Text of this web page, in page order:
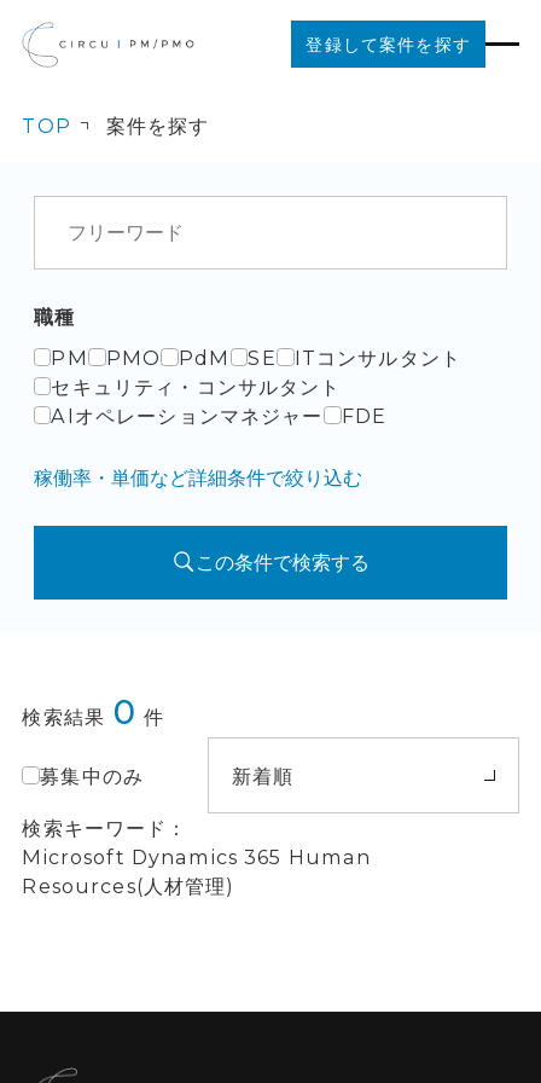
登録して案件を探す
ご利用の流れ
お役立ちコンテンツ
法人の方はこちら
TOP 案件を探す
職種
PM
PMO PdM SE
ITコンサルタント
セキュリティ・コンサルタント
AIオペレーションマネジャー
FDE
稼働率・単価など詳細条件で絞り込む
この条件で検索する
検索結果 0 件
募集中のみ 新着順
検索キーワード
Microsoft Dynamics 365 Human
Resources(人材管理)